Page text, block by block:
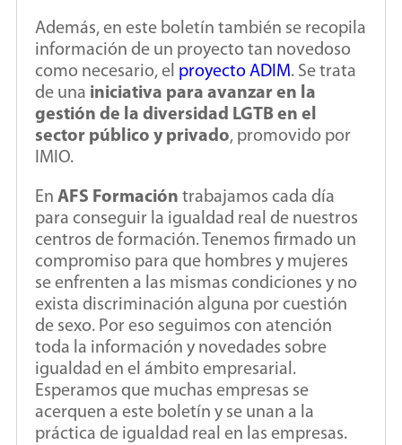
Además, en este boletín también se recopila
información de un proyecto tan novedoso
como necesario, el proyecto ADIM. Se trata
de una iniciativa para avanzar en la
gestión de la diversidad LGTB en el
sector público y privado, promovido por
IMIO.
En AFS Formación trabajamos cada día
para conseguir la igualdad real de nuestros
centros de formación. Tenemos firmado un
compromiso para que hombres y mujeres
se enfrenten a las mismas condiciones y no
exista discriminación alguna por cuestión
de sexo. Por eso seguimos con atención
toda la información y novedades sobre
igualdad en el ámbito empresarial.
Esperamos que muchas empresas se
acerquen a este boletín y se unan a la
práctica de igualdad real en las empresas.